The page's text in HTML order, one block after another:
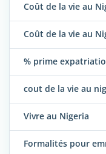
Coût de la vie au
Coût de la vie au
% prime
cout de la vie au
Vivre au Nigeria
Formalités pour